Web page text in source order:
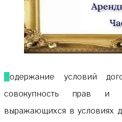
совокупность прав и
выражающихся в условиях